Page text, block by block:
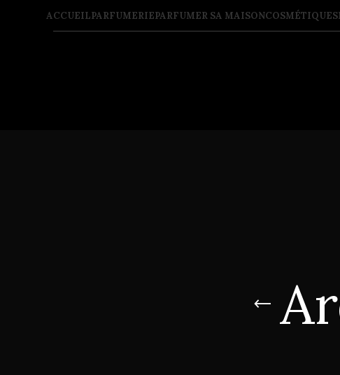
ACCUEILPARFUMERIEPARFUMER SA MAISONCOSMÉTIQUES